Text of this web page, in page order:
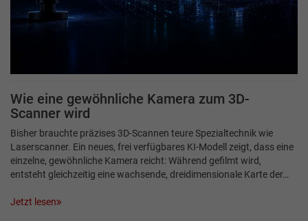
Wie eine gewöhnliche Kamera zum 3D-
Scanner wird
Bisher brauchte präzises 3D-Scannen teure Spezialtechnik wie
Laserscanner. Ein neues, frei verfügbares KI-Modell zeigt, dass eine
einzelne, gewöhnliche Kamera reicht: Während gefilmt wird,
entsteht gleichzeitig eine wachsende, dreidimensionale Karte der…
Jetzt lesen